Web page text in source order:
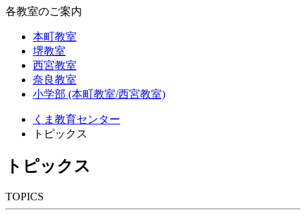
各教室のご案内
本町教室
堺教室
西宮教室
奈良教室
小学部 (本町教室/西宮教室)
くま教育センター
トピックス
トピックス
TOPICS